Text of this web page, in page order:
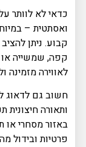
כדאי לא לוותר
ואסתטית –
קבוע. ניתן
קפה, שמשייה או
לאווירה
חשוב גם לדאוג
ותאורה חיצונית
באזור מסחרי או
פרטיות ובידול